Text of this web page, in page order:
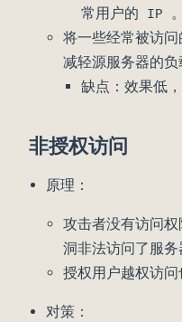
常用户的 IP 。
将一些经常被访
减轻源服务器的负
缺点：效果低
非授权访问
原理：
攻击者没有访问
洞非法访问了服务
授权用户越权访问
对策：